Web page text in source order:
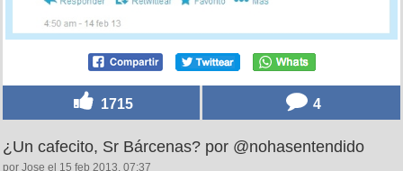
1715 4
¿Un cafecito, Sr Bárcenas? por @nohasentendido
por Jose el 15 feb 2013, 07:37